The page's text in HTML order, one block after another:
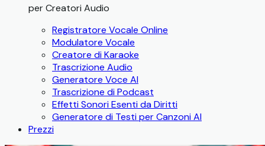
per Creatori Audio
Registratore Vocale Online
Modulatore Vocale
Creatore di Karaoke
Trascrizione Audio
Generatore Voce AI
Trascrizione di Podcast
Effetti Sonori Esenti da Diritti
Generatore di Testi per Canzoni AI
Prezzi